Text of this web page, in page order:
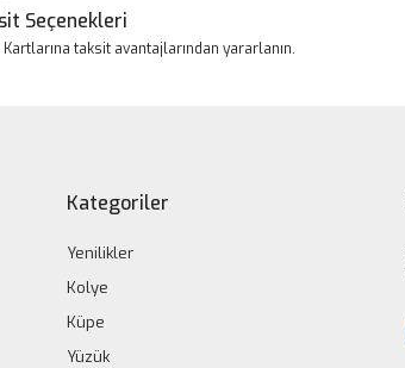
Seçenekleri
Kartlarına taksit avantajlarından yararlanın.
Kategoriler
Yenilikler
Kolye
Küpe
Yüzük